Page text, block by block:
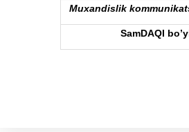
Muxandislik
SamDAQI